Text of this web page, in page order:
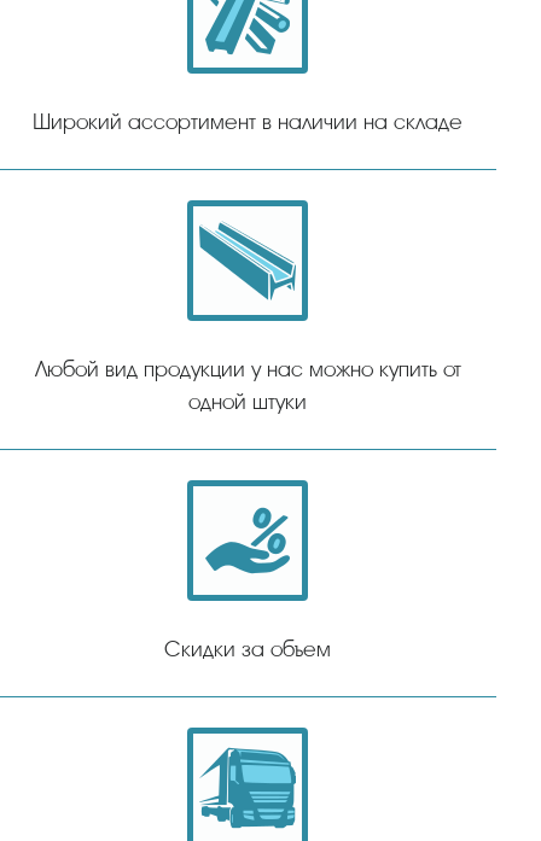
Широкий ассортимент в наличии на складе
Любой вид продукции у нас можно купить от
одной штуки
Скидки за объем